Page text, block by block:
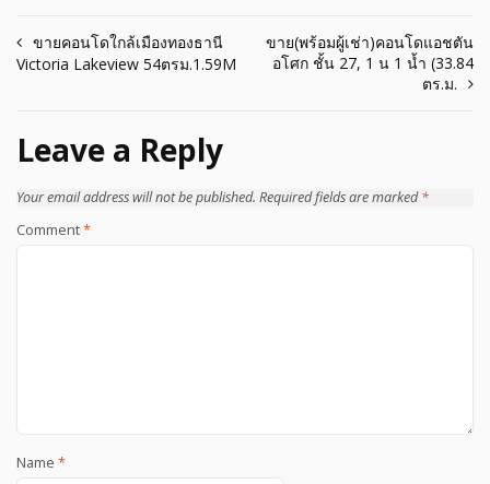
Post
ขายคอนโดใกล้เมืองทองธานี
Victoria Lakeview 54ตรม.1.59M
ขาย(พร้อมผู้เช่า)คอนโดแอชตัน
อโศก ชั้น 27, 1 น 1 น้ำ (33.84
ตร.ม.
Leave a Reply
Your email address will not be published. Required fields are marked*
Comment*
Name *